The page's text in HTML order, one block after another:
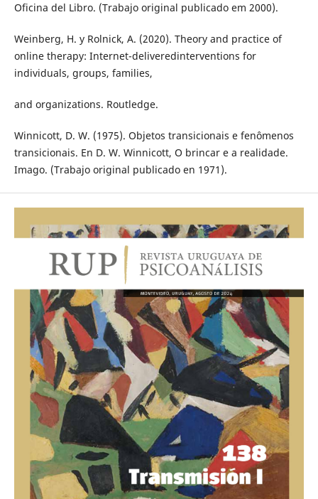
Oficina del Libro. (Trabajo original publicado em 2000).
Weinberg, H. y Rolnick, A. (2020). Theory and practice of
online therapy: Internet-deliveredinterventions for
individuals, groups, families,
and organizations. Routledge.
Winnicott, D. W. (1975). Objetos transicionais e fenômenos
transicionais. En D. W. Winnicott, O brincar e a realidade.
Imago. (Trabajo original publicado en 1971).